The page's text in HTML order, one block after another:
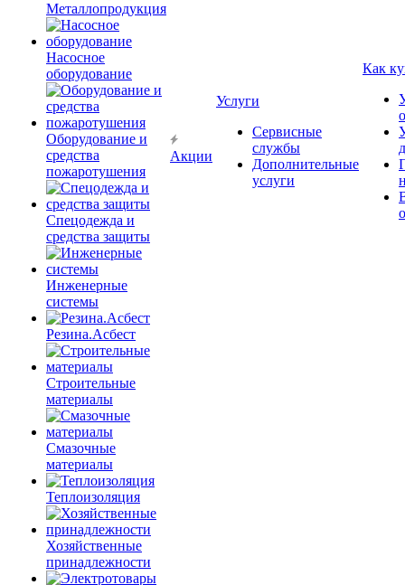
Металлопродукция
Насосное
оборудование
Оборудование и
средства
пожаротушения
Спецодежда и
средства защиты
Инженерные
системы
Резина.Асбест
Строительные
материалы
Смазочные
материалы
Теплоизоляция
Хозяйственные
принадлежности
Акции
Услуги
Сервисные
службы
Дополнительные
услуги
Как